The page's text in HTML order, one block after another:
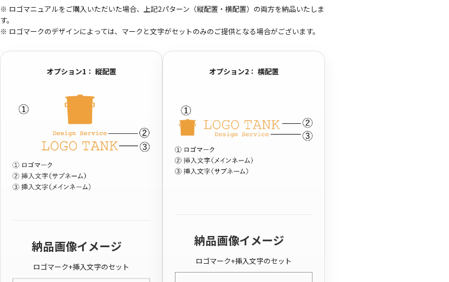
※ ロゴマニュアルをご購入いただいた場合、上記2パターン（縦配置・横配置）の両方を納品いたしま
す。
※ ロゴマークのデザインによっては、マークと文字がセットのみのご提供となる場合がございます。
オプション1： 縦配置
納品画像イメージ
ロゴマーク+挿入文字のセット
オプション2： 横配置
納品画像イメージ
ロゴマーク+挿入文字のセット